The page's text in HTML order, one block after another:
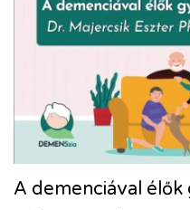
A demenciával élők